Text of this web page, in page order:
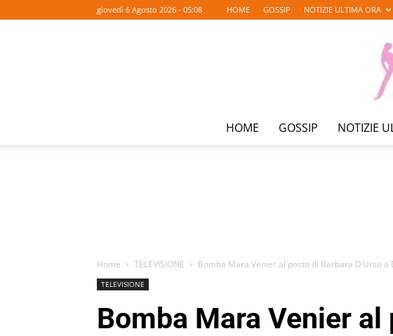
giovedì 6 Agosto 2026 - 05:08 HOME GOSSIP NOTIZIE ULTIMA ORA
HOME GOSSIP NOTIZIE
Home TELEVISIONE Bomba Mara Venier al posto di Barbara D’Urso a
TELEVISIONE
Bomba Mara Venier al